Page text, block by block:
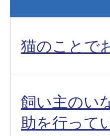
猫のことで
飼い主のい
助を行って